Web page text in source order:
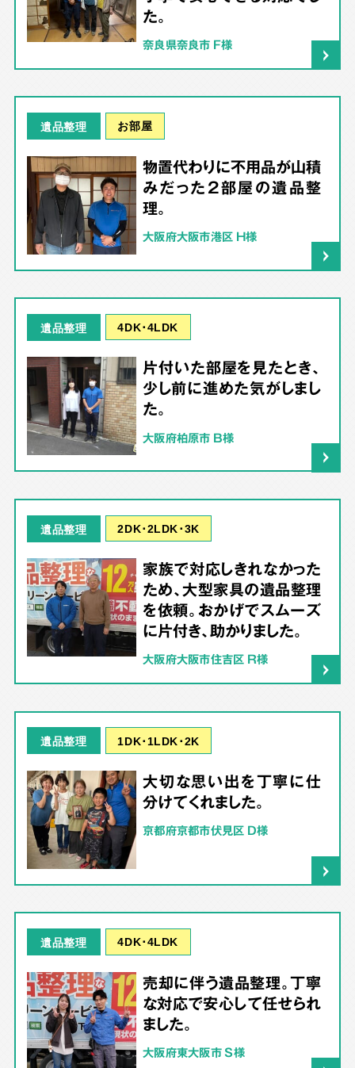
た。
奈良県奈良市 F様
遺品整理 お部屋
物置代わりに不用品が山積
みだった2部屋の遺品整
理。
大阪府大阪市港区 H様
遺品整理 4DK･4LDK
片付いた部屋を見たとき、
少し前に進めた気がしまし
た。
大阪府柏原市 B様
遺品整理 2DK･2LDK･3K
家族で対応しきれなかった
ため、大型家具の遺品整理
を依頼。おかげでスムーズ
に片付き、助かりました。
大阪府大阪市住吉区 R様
遺品整理 1DK･1LDK･2K
大切な思い出を丁寧に仕
分けてくれました。
京都府京都市伏見区 D様
遺品整理 4DK･4LDK
売却に伴う遺品整理。丁寧
な対応で安心して任せられ
ました。
大阪府東大阪市 S様